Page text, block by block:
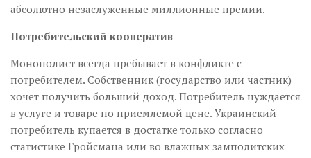
абсолютно незаслуженные миллионные премии.
Потребительский кооператив
Монополист всегда пребывает в конфликте с
потребителем. Собственник (государство или частник)
хочет получить больший доход. Потребитель нуждается
в услуге и товаре по приемлемой цене. Украинский
потребитель купается в достатке только согласно
статистике Гройсмана или во влажных замполитских